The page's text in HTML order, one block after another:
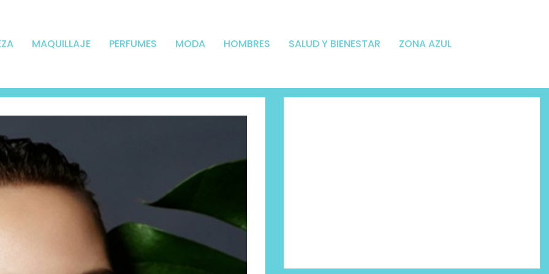
MAQUILLAJE PERFUMES MODA HOMBRES SALUD Y BIENESTAR ZONA AZUL